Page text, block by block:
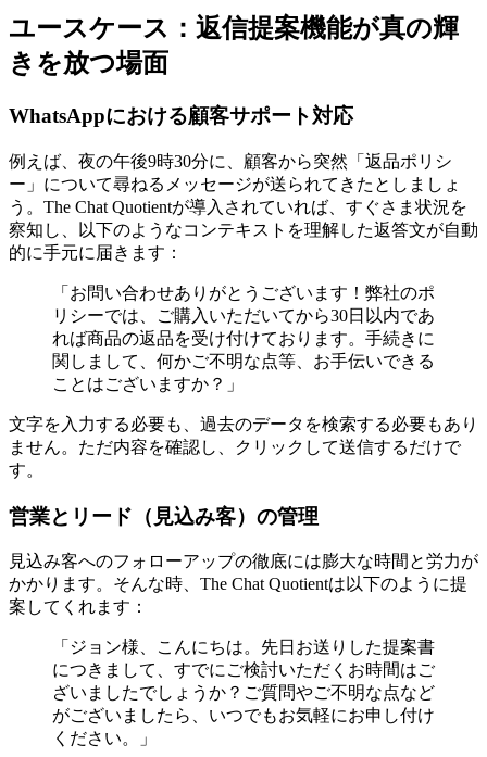
ユースケース：返信提案機能が真の輝
きを放つ場面
WhatsAppにおける顧客サポート対応
例えば、夜の午後9時30分に、顧客から突然「返品ポリシ
ー」について尋ねるメッセージが送られてきたとしましょ
う。The Chat Quotientが導入されていれば、すぐさま状況を
察知し、以下のようなコンテキストを理解した返答文が自動
的に手元に届きます：
「お問い合わせありがとうございます！弊社のポ
リシーでは、ご購入いただいてから30日以内であ
れば商品の返品を受け付けております。手続きに
関しまして、何かご不明な点等、お手伝いできる
ことはございますか？」
文字を入力する必要も、過去のデータを検索する必要もあり
ません。ただ内容を確認し、クリックして送信するだけで
す。
営業とリード（見込み客）の管理
見込み客へのフォローアップの徹底には膨大な時間と労力が
かかります。そんな時、The Chat Quotientは以下のように提
案してくれます：
「ジョン様、こんにちは。先日お送りした提案書
につきまして、すでにご検討いただくお時間はご
ざいましたでしょうか？ご質問やご不明な点など
がございましたら、いつでもお気軽にお申し付け
ください。」